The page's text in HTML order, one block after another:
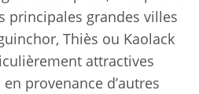
principales grandes villes
Thiès ou Kaolack
attractives
provenance d’autres